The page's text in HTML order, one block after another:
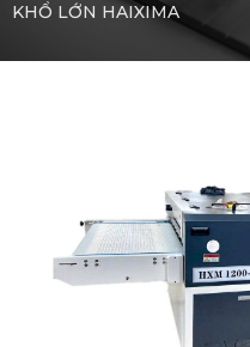
KHỔ LỚN HAIXIMA